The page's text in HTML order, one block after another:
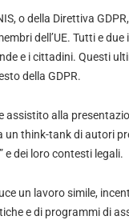
o della Direttiva
dell’UE. Tutti e
e i cittadini. Questi
della GDPR.
alla
un think-tank di autori
e dei loro contesti legali.
un lavoro simile,
e di programmi di